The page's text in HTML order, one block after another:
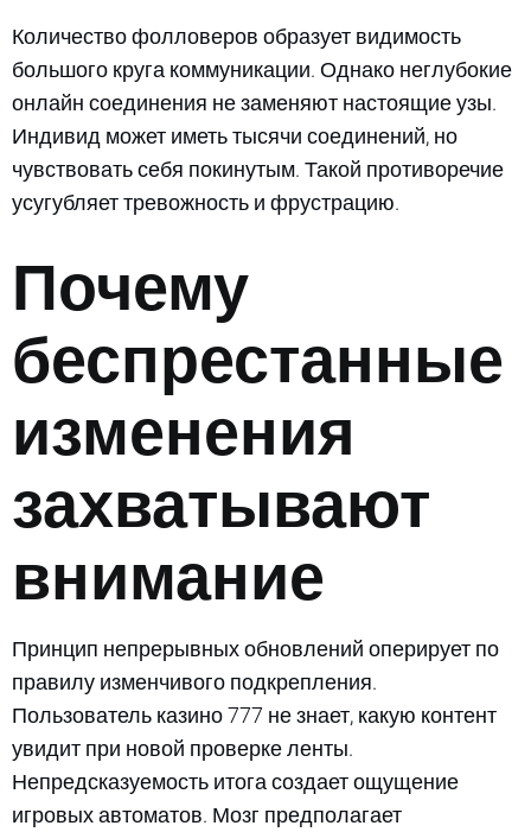
Количество фолловеров образует видимость
большого круга коммуникации. Однако неглубокие
онлайн соединения не заменяют настоящие узы.
Индивид может иметь тысячи соединений, но
чувствовать себя покинутым. Такой противоречие
усугубляет тревожность и фрустрацию.
Почему
беспрестанные
изменения
захватывают
внимание
Принцип непрерывных обновлений оперирует по
правилу изменчивого подкрепления.
Пользователь казино 777 не знает, какую контент
увидит при новой проверке ленты.
Непредсказуемость итога создает ощущение
игровых автоматов. Мозг предполагает